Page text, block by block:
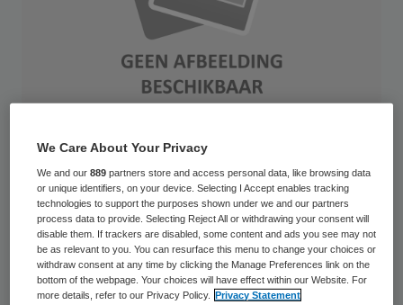
7.12.2012 CN: Anti-Terror-Einheiten: Defibrillatoren verstehen statt Bomben
entschärfen. Cardio News / 11/12cn33 / 07.12.2012 Countdown. Time bomb
with alarm clock detonator. Dynamit. 3d
HIMSS 2016 – De gezondheidszorg staat
aan de vooravond van een exponentiële
We Care About Your Privacy
We and our889 partners store and access personal data, like browsing data
or unique identifiers, on your device. Selecting I Accept enables tracking
technologies to support the purposes shown under we and our partners
process data to provide. Selecting Reject All or withdrawing your consent will
disable them. If trackers are disabled, some content and ads you see may not
be as relevant to you. You can resurface this menu to change your choices or
withdraw consent at any time by clicking the Manage Preferences link on the
bottom of the webpage. Your choices will have effect within our Website. For
more details, refer to our Privacy Policy.
Privacy Statement